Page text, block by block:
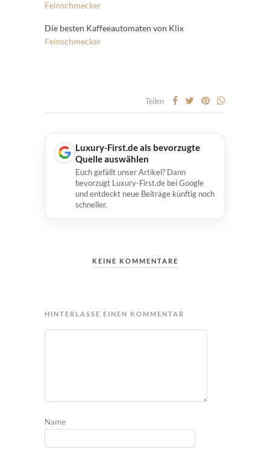
Feinschmecker
Die besten Kaffeeautomaten von Klix
Feinschmecker
Teilen
Luxury-First.de als bevorzugte
Quelle auswählen
Euch gefällt unser Artikel? Dann
bevorzugt Luxury-First.de bei Google
und entdeckt neue Beiträge künftig noch
schneller.
KEINE KOMMENTARE
HINTERLASSE EINEN KOMMENTAR
Name